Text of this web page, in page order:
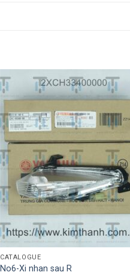
CATALOGUE
No6-Xi nhan sau R